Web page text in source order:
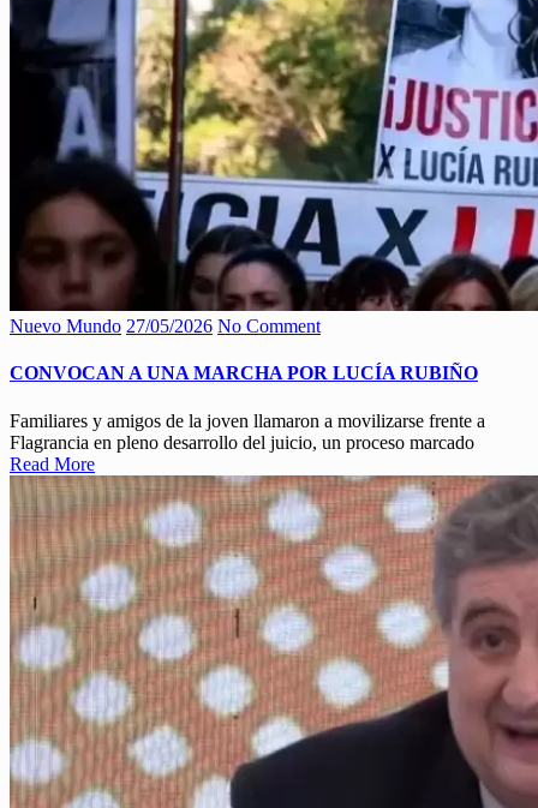
Nuevo Mundo 27/05/2026 No Comment
CONVOCAN A UNA MARCHA POR LUCÍA RUBIÑO
Familiares y amigos de la joven llamaron a movilizarse frente a
Flagrancia en pleno desarrollo del juicio, un proceso marcado
Read More